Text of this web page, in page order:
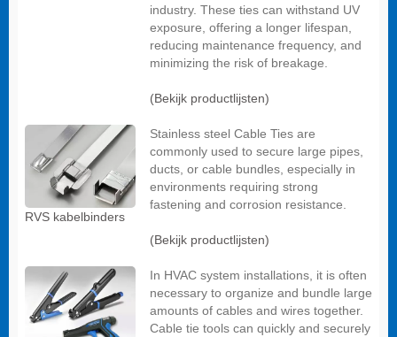
industry. These ties can withstand UV
exposure, offering a longer lifespan,
reducing maintenance frequency, and
minimizing the risk of breakage.
(Bekijk productlijsten)
RVS kabelbinders
Stainless steel Cable Ties are
commonly used to secure large pipes,
ducts, or cable bundles, especially in
environments requiring strong
fastening and corrosion resistance.
(Bekijk productlijsten)
In HVAC system installations, it is often
necessary to organize and bundle large
amounts of cables and wires together.
Cable tie tools can quickly and securely